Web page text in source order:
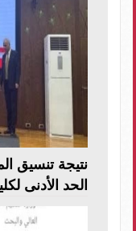
الحد الأدنى